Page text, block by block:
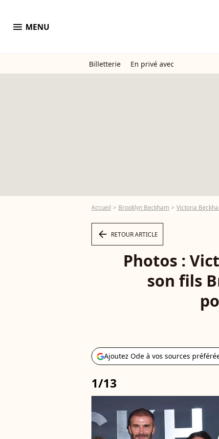
menu MENU
Billetterie En privé avec
Accueil Brooklyn Beckham Victoria
arrow_left RETOUR ARTICLE
Photos :
son fils
Ajoutez Ode à vos sources
1/13